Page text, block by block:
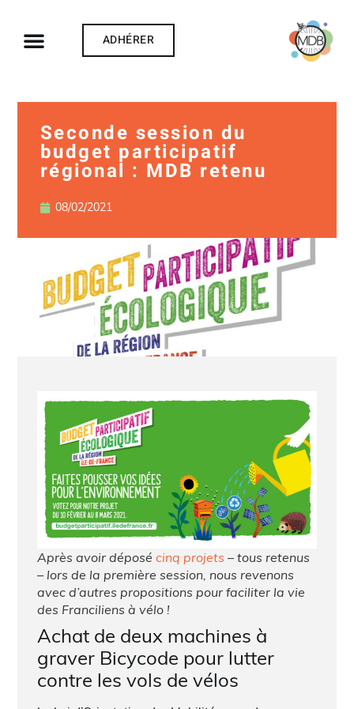
ADHÉRER
Seconde session du
budget participatif
régional : MDB retenu
08/02/2021
Après avoir déposé cinq projets – tous retenus
– lors de la première session, nous revenons
avec d’autres propositions pour faciliter la vie
des Franciliens à vélo !
Achat de deux machines à
graver Bicycode pour lutter
contre les vols de vélos